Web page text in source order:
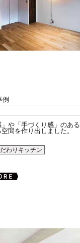
例
や「手づくり感」のある
間を作り出しました。
わりキッチン